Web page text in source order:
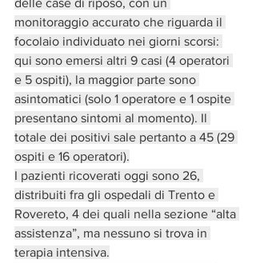
delle case di riposo, con un
monitoraggio accurato che riguarda il
focolaio individuato nei giorni scorsi:
qui sono emersi altri 9 casi (4 operatori
e 5 ospiti), la maggior parte sono
asintomatici (solo 1 operatore e 1 ospite
presentano sintomi al momento). Il
totale dei positivi sale pertanto a 45 (29
ospiti e 16 operatori).
I pazienti ricoverati oggi sono 26,
distribuiti fra gli ospedali di Trento e
Rovereto, 4 dei quali nella sezione “alta
assistenza”, ma nessuno si trova in
terapia intensiva.